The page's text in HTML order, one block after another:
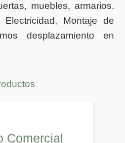
muebles, armarios.
Montaje de
desplazamiento en
Comercial